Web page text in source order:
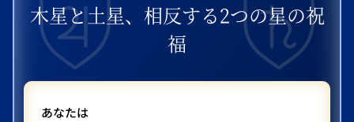
木星と土星、相反する2つの星の祝
福
あなたは